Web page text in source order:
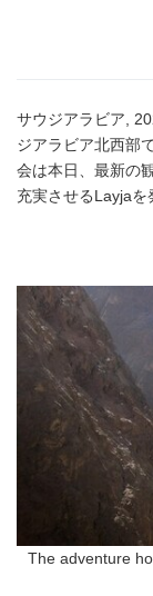
サウジアラビア,
ジアラビア北西部
会は本日、最新の
充実させるLayjaを
The adventure